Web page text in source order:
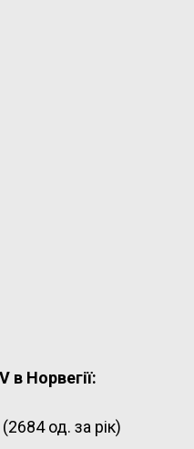
в Норвегії:
од. за рік)